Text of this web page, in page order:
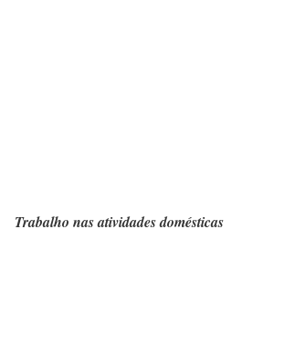
Trabalho nas atividades domésticas